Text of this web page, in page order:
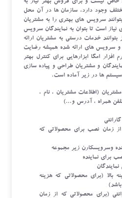
وجود دارد، سازمان ها در آن محل
بتوانند سرویس های بهتری را به مشتریان
نیاز است تا بتوان به نمایندگان سرویس
بتوانند خدمات درستی به مشتریان ارائه
و سرویس های ارائه شده همیشه رضایت
افزار امگا ابزارهایی برای کنترل بهتر
و مشتریان طراحی و پیاده سازی
ها در زیر آماده است.
(اطلاعات مشتریان ، نام ،
همراه ، آدرس و...)
از زمان نصب برای محصولاتی که
وسرویسکارن زیر مجموعه
برای نماینده
بالا (برای محصولاتی که هزینه
(برای محصولاتی که از زمان